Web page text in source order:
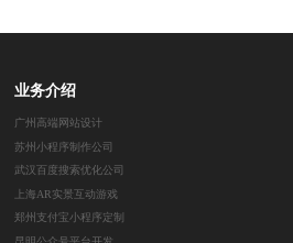
业务介绍
广州高端网站设计
苏州小程序制作公司
武汉百度搜索优化公司
上海AR实景互动游戏
郑州支付宝小程序定制